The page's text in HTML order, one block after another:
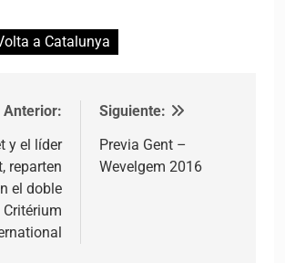
a Catalunya
de entradas
Anterior:
y el líder
reparten
el doble
Siguiente:
Previa Gent –
Wevelgem 2016